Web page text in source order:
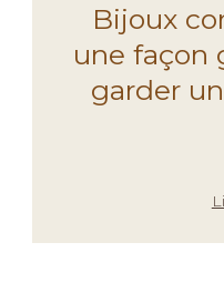
Bijoux
une façon
garder